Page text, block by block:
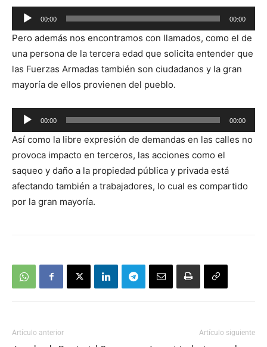
Reproductor
de
audio
00:00 00:00
Pero además nos encontramos con llamados, como el de
una persona de la tercera edad que solicita entender que
las Fuerzas Armadas también son ciudadanos y la gran
mayoría de ellos provienen del pueblo.
Reproductor
de
audio
00:00 00:00
Así como la libre expresión de demandas en las calles no
provoca impacto en terceros, las acciones como el
saqueo y daño a la propiedad pública y privada está
afectando también a trabajadores, lo cual es compartido
por la gran mayoría.
Artículo anterior Artículo siguiente